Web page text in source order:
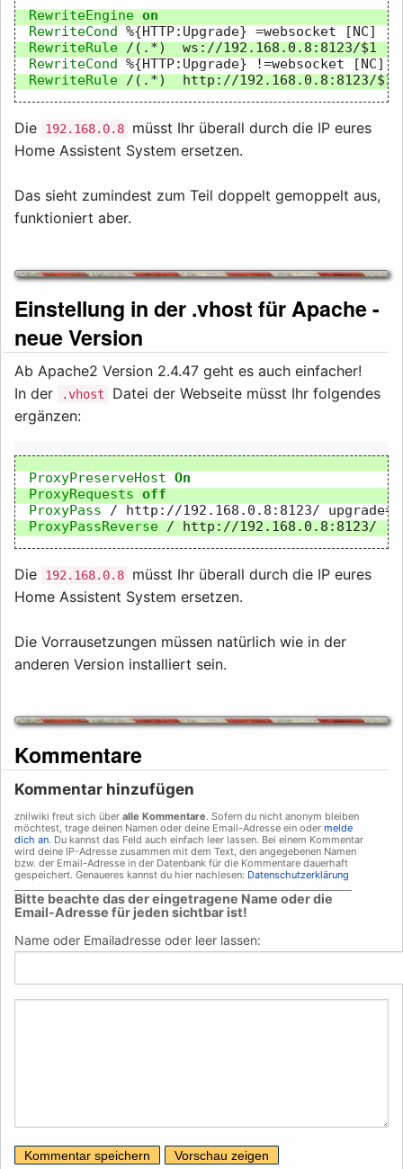
RewriteEngine on
RewriteCond %{HTTP:Upgrade} =websocket
RewriteRule /(.*)
ws://192.168.0.8:8123/$1
RewriteCond %{HTTP:Upgrade} !=websocket
RewriteRule /(.*) http://192.168.0.8:8123/$1
Die 192.168.0.8
müsst Ihr überall durch die IP eures
Home Assistent System ersetzen.
Das sieht zumindest zum Teil doppelt gemoppelt aus,
funktioniert aber.
Einstellung in der .vhost für Apache -
neue Version
Ab Apache2 Version 2.4.47 geht es auch einfacher!
In der
.vhost
Datei der Webseite müsst Ihr folgendes
ergänzen:
ProxyPreserveHost On
ProxyRequests off
ProxyPass
/
http://192.168.0.8:8123/
ProxyPassReverse /
Die 192.168.0.8
müsst Ihr überall durch die IP eures
Home Assistent System ersetzen.
Die Vorrausetzungen müssen natürlich wie in der
anderen Version installiert sein.
Kommentare
Kommentar hinzufügen
znilwiki freut sich über alle Kommentare. Sofern du nicht anonym bleiben
möchtest, trage deinen Namen oder deine Email-Adresse ein oder melde
dich an. Du kannst das Feld auch einfach leer lassen. Bei einem Kommentar
wird deine IP-Adresse zusammen mit dem Text, den angegebenen Namen
bzw. der Email-Adresse in der Datenbank für die Kommentare dauerhaft
gespeichert. Genaueres kannst du hier nachlesen: Datenschutzerklärung
Bitte beachte das der eingetragene Name oder die
Email-Adresse für jeden sichtbar ist!
Name oder Emailadresse oder leer lassen: